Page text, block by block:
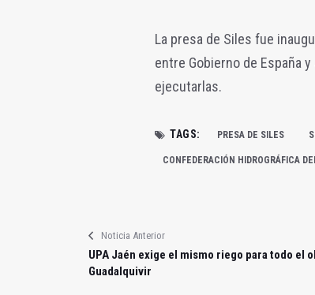
La presa de Siles fue
entre Gobierno de España
ejecutarlas.
TAGS: PRESA DE SILES
CONFEDERACIÓN HIDROGRÁFICA
Noticia Anterior
UPA Jaén exige el mismo riego para todo el
Guadalquivir